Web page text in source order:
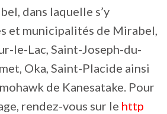
dans laquelle s’y
et municipalités de Mirabel,
le-Lac, Saint-Joseph-du-
Oka, Saint-Placide ainsi
de Kanesatake. Pour
rendez-vous sur le http